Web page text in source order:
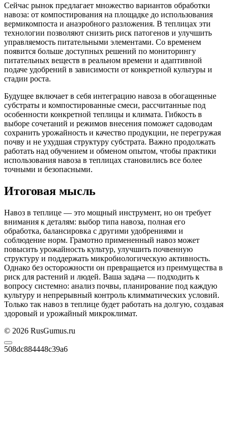
Сейчас рынок предлагает множество вариантов обработки
навоза: от компостирования на площадке до использования
вермикомпоста и анаэробного разложения. В теплицах эти
технологии позволяют снизить риск патогенов и улучшить
управляемость питательными элементами. Со временем
появится больше доступных решений по мониторингу
питательных веществ в реальном времени и адаптивной
подаче удобрений в зависимости от конкретной культуры и
стадии роста.
Будущее включает в себя интеграцию навоза в обогащенные
субстраты и компостированные смеси, рассчитанные под
особенности конкретной теплицы и климата. Гибкость в
выборе сочетаний и режимов внесения поможет садоводам
сохранить урожайность и качество продукции, не перегружая
почву и не ухудшая структуру субстрата. Важно продолжать
работать над обучением и обменом опытом, чтобы практики
использования навоза в теплицах становились все более
точными и безопасными.
Итоговая мысль
Навоз в теплице — это мощный инструмент, но он требует
внимания к деталям: выбор типа навоза, полная его
обработка, балансировка с другими удобрениями и
соблюдение норм. Грамотно примененный навоз может
повысить урожайность культур, улучшить почвенную
структуру и поддержать микробиологическую активность.
Однако без осторожности он превращается из преимущества в
риск для растений и людей. Ваша задача — подходить к
вопросу системно: анализ почвы, планирование под каждую
культуру и непрерывный контроль климматических условий.
Только так навоз в теплице будет работать на долгую, создавая
здоровый и урожайный микроклимат.
© 2026 RusGumus.ru
508dc884448c39a6